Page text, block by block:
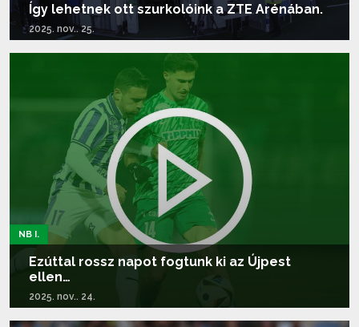
Így lehetnek ott szurkolóink a ZTE Arénában.
2025. nov.. 25.
Tovább olvasom...
NB I.
Ezúttal rossz napot fogtunk ki az Újpest
ellen…
2025. nov.. 24.
Tovább olvasom...